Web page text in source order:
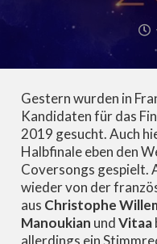
Gestern wurden in
Kandidaten für das
2019 gesucht. Auch
Halbfinale eben den
Coversongs gespielt.
wieder von der
aus Christophe
Manoukian undVitaa
allerdings ein